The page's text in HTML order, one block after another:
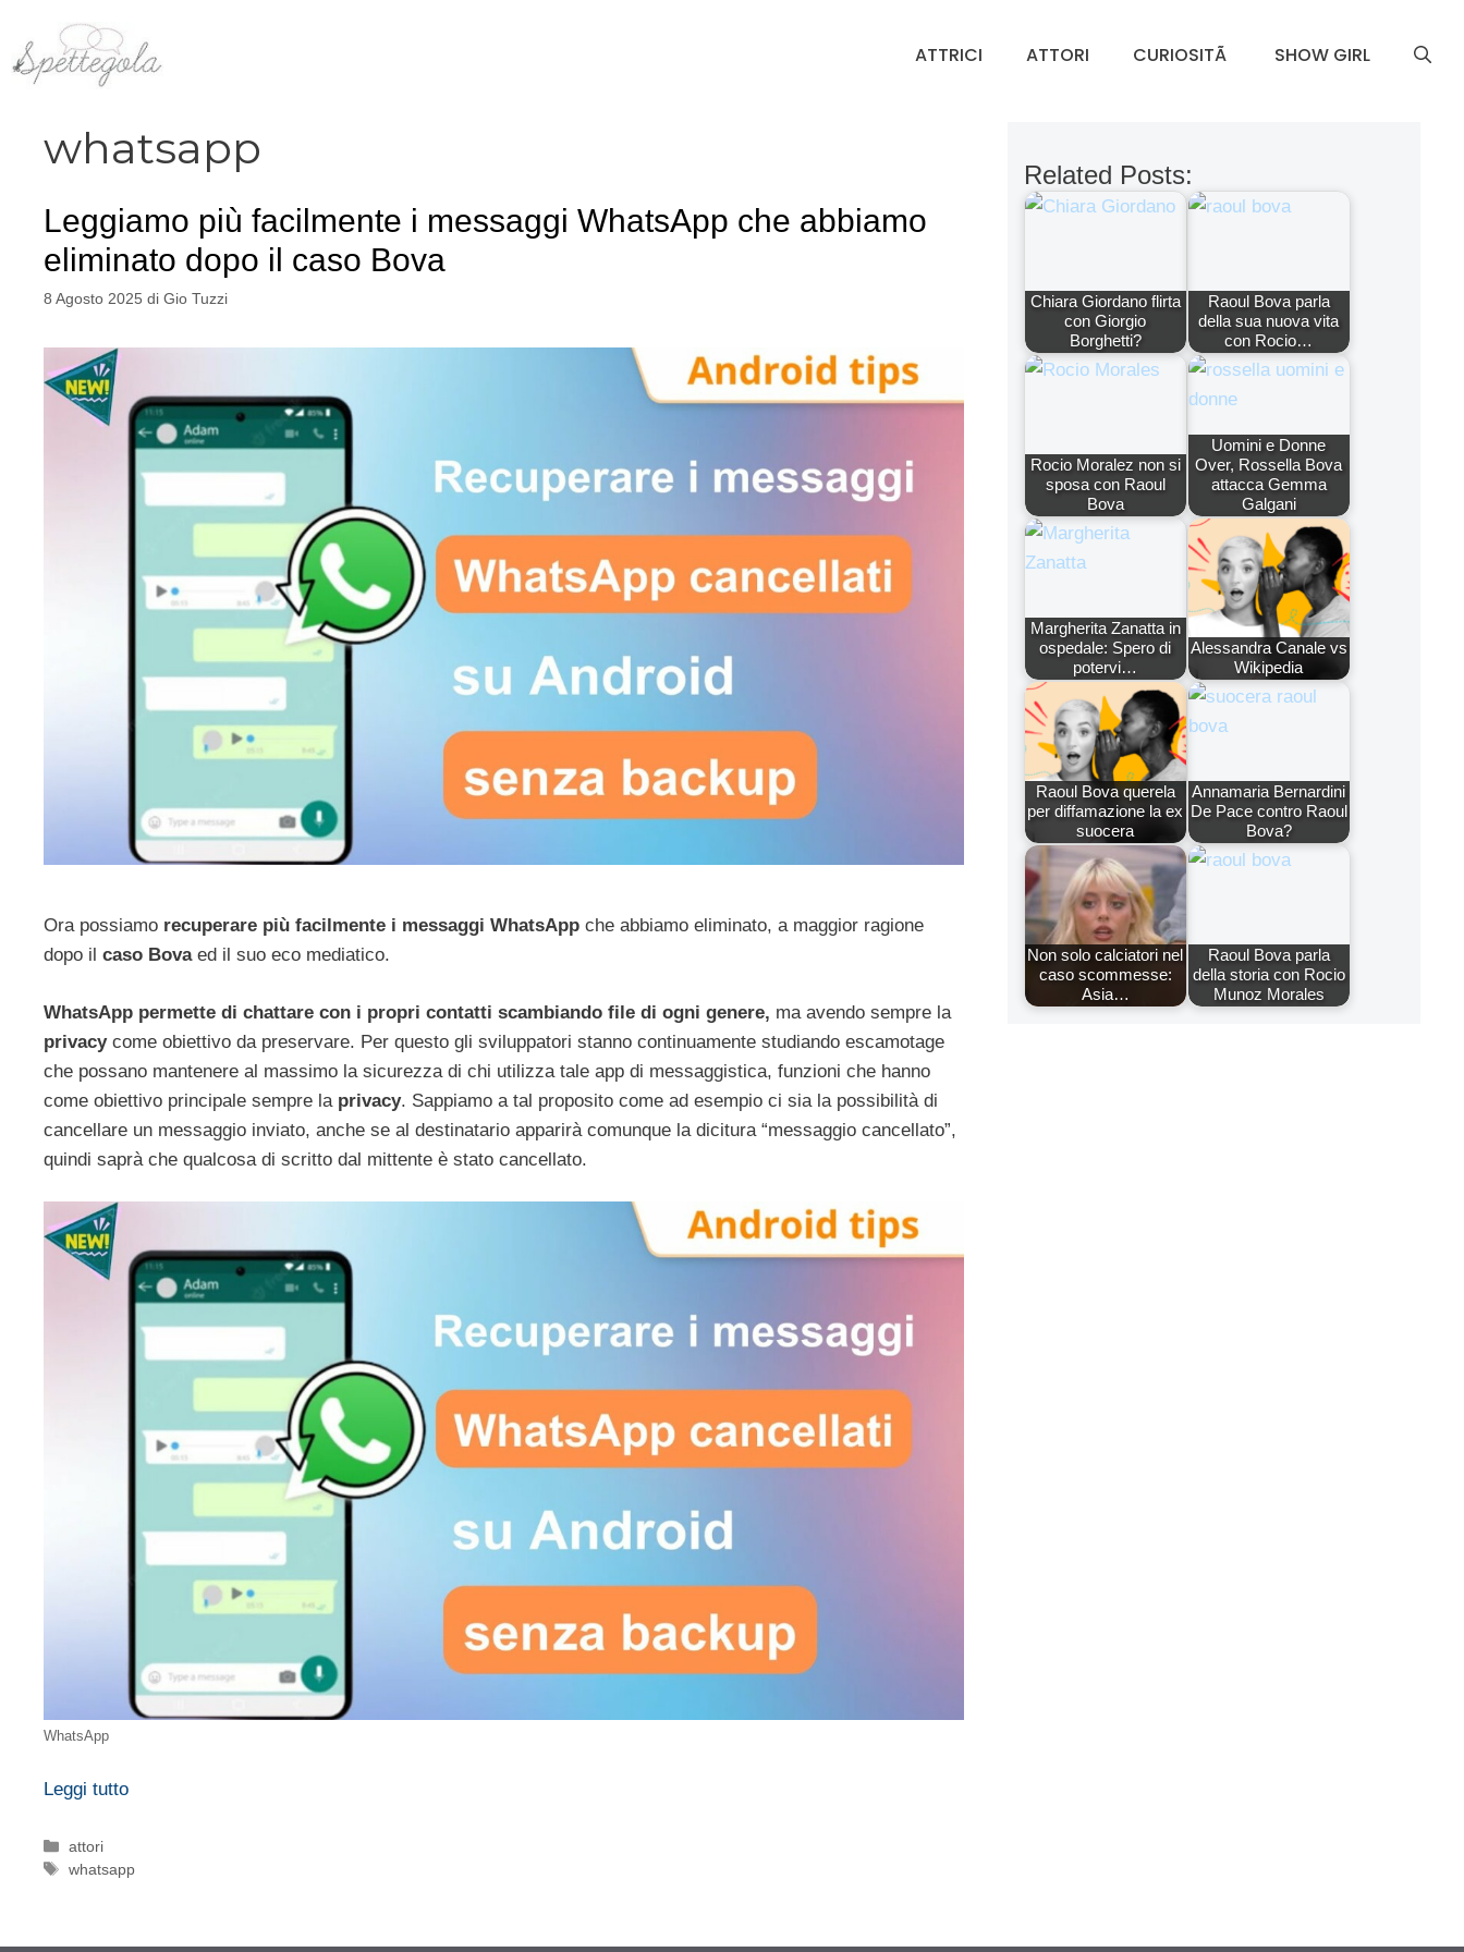
contenuto
ATTRICI ATTORI CURIOSITÃ SHOW GIRL
whatsapp
Leggiamo più facilmente i messaggi WhatsApp che abbiamo
eliminato dopo il caso Bova
8 Agosto 2025 di Gio Tuzzi
Ora possiamo recuperare più facilmente i messaggi WhatsApp che abbiamo eliminato, a maggior ragione
dopo il caso Bovaed il suo eco mediatico.
WhatsApp permette di chattare con i propri contatti scambiando file di ogni genere, ma avendo sempre la
privacy come obiettivo da preservare. Per questo gli sviluppatori stanno continuamente studiando escamotage
che possano mantenere al massimo la sicurezza di chi utilizza tale app di messaggistica, funzioni che hanno
come obiettivo principale sempre la privacy. Sappiamo a tal proposito come ad esempio ci sia la possibilità di
cancellare un messaggio inviato, anche se al destinatario apparirà comunque la dicitura “messaggio cancellato”,
quindi saprà che qualcosa di scritto dal mittente è stato cancellato.
WhatsApp
Leggi tutto
Categorie
attori
Tag
whatsapp
Related Posts:
Chiara Giordano flirta
con Giorgio
Borghetti?
Raoul Bova parla
della sua nuova vita
con Rocio…
Rocio Moralez non si
sposa con Raoul
Bova
Uomini e Donne
Over, Rossella Bova
attacca Gemma
Galgani
Margherita Zanatta in
ospedale: Spero di
potervi…
Alessandra Canale vs
Wikipedia
Raoul Bova querela
per diffamazione la ex
suocera
Annamaria Bernardini
De Pace contro Raoul
Bova?
Non solo calciatori nel
caso scommesse:
Asia…
Raoul Bova parla
della storia con Rocio
Munoz Morales